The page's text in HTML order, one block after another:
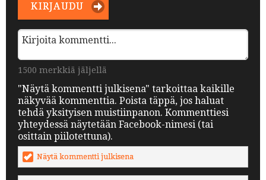
KIRJAUDU
1500 merkkiä jäljellä
"Näytä kommentti julkisena" tarkoittaa kaikille
näkyvää kommenttia. Poista täppä, jos haluat
tehdä yksityisen muistiinpanon. Kommenttiesi
yhteydessä näytetään Facebook-nimesi (tai
osittain piilotettuna).
Näytä kommentti julkisena